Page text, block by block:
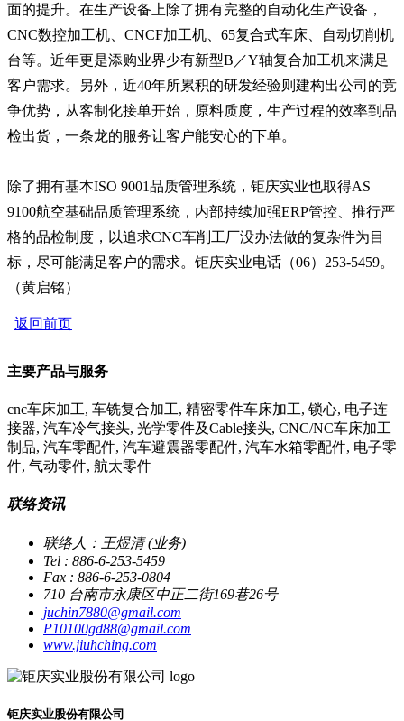
面的提升。在生产设备上除了拥有完整的自动化生产设备，
CNC数控加工机、CNCF加工机、65复合式车床、自动切削机
台等。近年更是添购业界少有新型B／Y轴复合加工机来满足
客户需求。另外，近40年所累积的研发经验则建构出公司的竞
争优势，从客制化接单开始，原料质度，生产过程的效率到品
检出货，一条龙的服务让客户能安心的下单。
除了拥有基本ISO 9001品质管理系统，钜庆实业也取得AS
9100航空基础品质管理系统，内部持续加强ERP管控、推行严
格的品检制度，以追求CNC车削工厂没办法做的复杂件为目
标，尽可能满足客户的需求。钜庆实业电话（06）253-5459。
（黄启铭）
返回前页
主要产品与服务
cnc车床加工, 车铣复合加工, 精密零件车床加工, 锁心, 电子连
接器, 汽车冷气接头, 光学零件及Cable接头, CNC/NC车床加工
制品, 汽车零配件, 汽车避震器零配件, 汽车水箱零配件, 电子零
件, 气动零件, 航太零件
联络资讯
联络人：王煜清 (业务)
Tel : 886-6-253-5459
Fax : 886-6-253-0804
710 台南市永康区中正二街169巷26号
juchin7880@gmail.com
P10100gd88@gmail.com
www.jiuhching.com
钜庆实业股份有限公司